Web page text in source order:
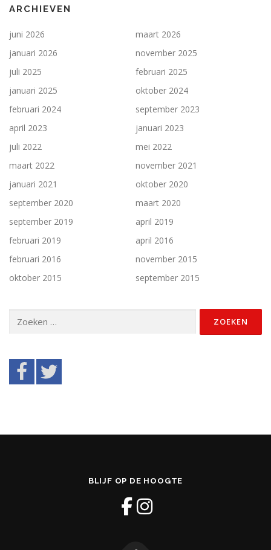
ARCHIEVEN
juni 2026
maart 2026
januari 2026
november 2025
juli 2025
februari 2025
januari 2025
oktober 2024
februari 2024
september 2023
april 2023
januari 2023
juli 2022
mei 2022
maart 2022
november 2021
januari 2021
oktober 2020
september 2020
maart 2020
september 2019
april 2019
februari 2019
april 2016
februari 2016
november 2015
oktober 2015
september 2015
naar:
BLIJF OP DE HOOGTE